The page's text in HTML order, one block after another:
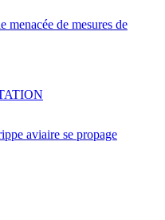
menacée de mesures de
aviaire se propage